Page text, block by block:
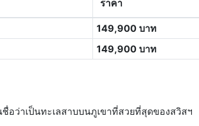
ราคา
149,900 บาท
149,900 บาท
อว่าเป็นทะเลสาบบนภูเขาที่สวยที่สุดของสวิสฯ